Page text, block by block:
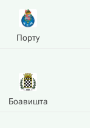
Порту
Боавишта